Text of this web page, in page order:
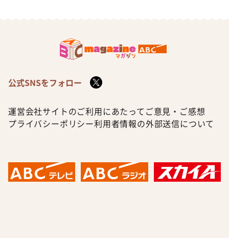
公式SNSをフォロー
運営会社サイトのご利用にあたって ご意見・ご感想
プライバシーポリシー利用者情報の外部送信について